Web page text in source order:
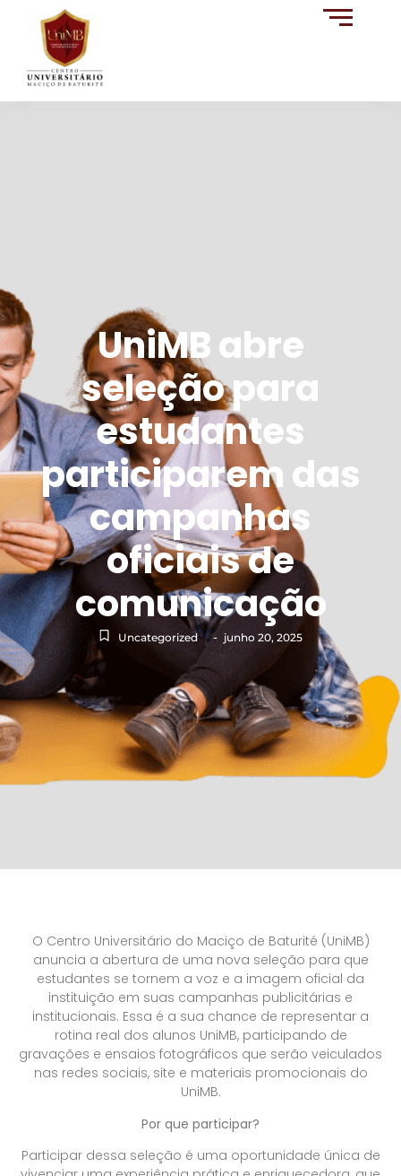
UniMB abre
seleção para
estudantes
participarem das
campanhas
oficiais de
comunicação
Uncategorized - junho 20, 2025
O Centro Universitário do Maciço de Baturité (UniMB)
anuncia a abertura de uma nova seleção para que
estudantes se tornem a voz e a imagem oficial da
instituição em suas campanhas publicitárias e
institucionais. Essa é a sua chance de representar a
rotina real dos alunos UniMB, participando de
gravações e ensaios fotográficos que serão veiculados
nas redes sociais, site e materiais promocionais do
UniMB.
Por que participar?
Participar dessa seleção é uma oportunidade única de